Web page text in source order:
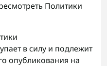
Политики
в силу и подлежит
опубликования на